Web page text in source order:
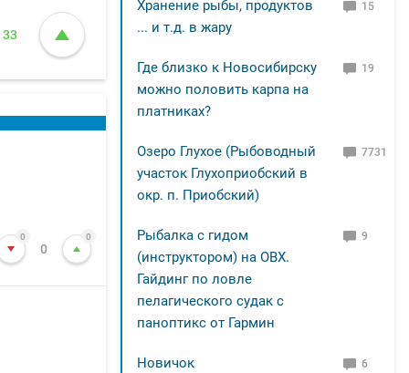
33
0
0
0
Хранение рыбы, продуктов
... и т.д. в жару
15
Где близко к Новосибирску
можно половить карпа на
платниках?
19
Озеро Глухое (Рыбоводный
участок Глухоприобский в
окр. п. Приобский)
7731
Рыбалка с гидом
(инструктором) на ОВХ.
Гайдинг по ловле
пелагического судак с
паноптикс от Гармин
9
Новичок 6